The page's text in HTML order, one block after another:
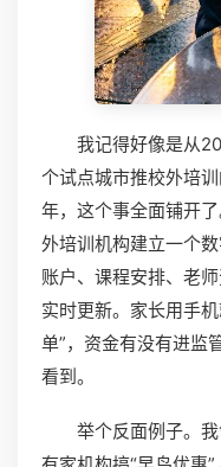
我记得好像是从
个试点城市推校外培
年，这个事全面铺开
外培训机构建立一个
账户、课程安排、老
实时更新。家长用手
单”，资金有没有进监
看到。
举个反面例子。